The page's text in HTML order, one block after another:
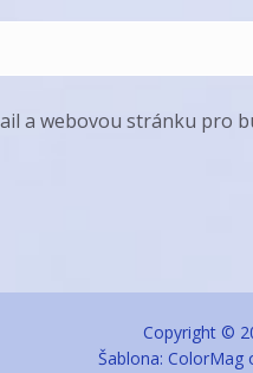
a webovou stránku pro
Copyright ©
Šablona: ColorMag